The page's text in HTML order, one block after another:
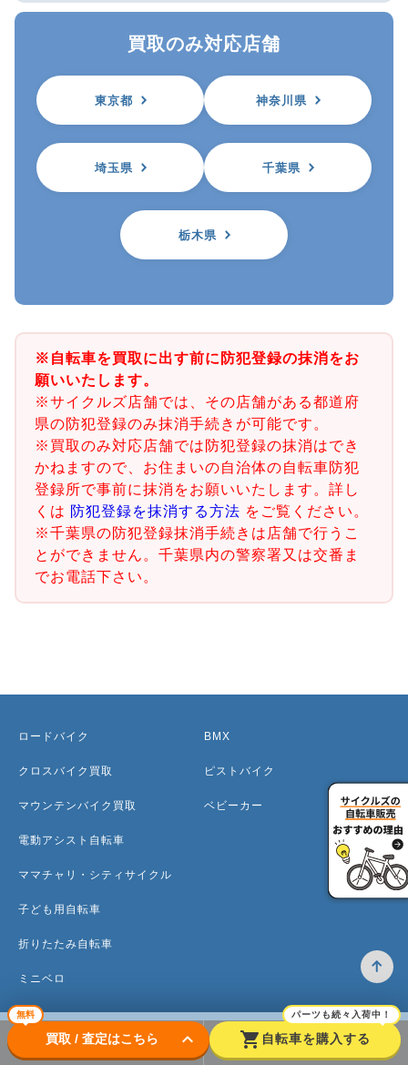
買取のみ対応店舗
東京都 神奈川県
埼玉県 千葉県
栃木県
※自転車を買取に出す前に防犯登録の抹消をお
願いいたします。
※サイクルズ店舗では、その店舗がある都道府
県の防犯登録のみ抹消手続きが可能です。
※買取のみ対応店舗では防犯登録の抹消はでき
かねますので、お住まいの自治体の自転車防犯
登録所で事前に抹消をお願いいたします。詳し
くは 防犯登録を抹消する方法 をご覧ください。
※千葉県の防犯登録抹消手続きは店舗で行うこ
とができません。千葉県内の警察署又は交番ま
でお電話下さい。
無料
買取 / 査定はこちら keyboard_arrow_down shopping_cart
パーツも続々入荷中！
自転車を購入する
ロードバイク
クロスバイク買取
マウンテンバイク買取
電動アシスト自転車
ママチャリ・シティサイクル
子ども用自転車
折りたたみ自転車
ミニベロ
BMX
ピストバイク
ベビーカー
トップ 高価買取のワケ